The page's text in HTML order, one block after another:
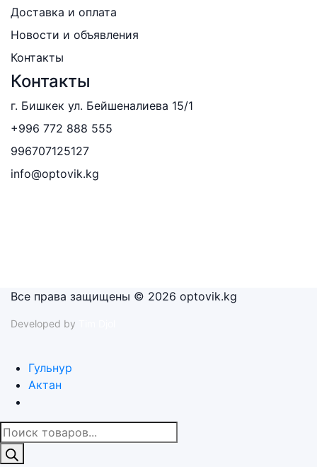
Доставка и оплата
Новости и объявления
Контакты
Контакты
г. Бишкек ул. Бейшеналиева 15/1
+996 772 888 555
996707125127
info@optovik.kg
Все права защищены © 2026 optovik.kg
Developed by
Гульнур
Актан
Поиск
товаров